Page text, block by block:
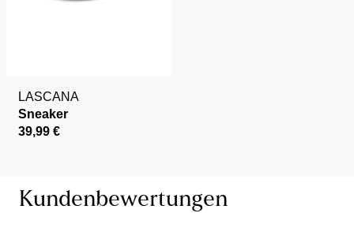
LASCANA
Sneaker
39,99 €
Kundenbewertungen